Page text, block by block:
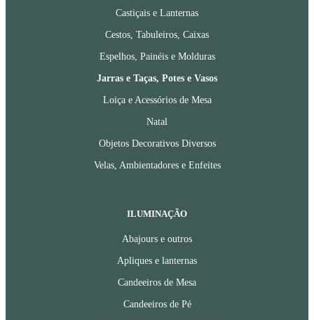
Castiçais e Lanternas
Cestos, Tabuleiros, Caixas
Espelhos, Painéis e Molduras
Jarras e Taças, Potes e Vasos
Loiça e Acessórios de Mesa
Natal
Objetos Decorativos Diversos
Velas, Ambientadores e Enfeites
ILUMINAÇÃO
Abajours e outros
Apliques e lanternas
Candeeiros de Mesa
Candeeiros de Pé